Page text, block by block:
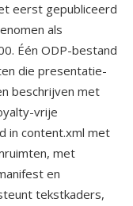
eerst gepubliceerd
als
Één ODP-bestand
die presentatie-
beschrijven met
vrije
in content.xml met
met
en
tekstkaders,